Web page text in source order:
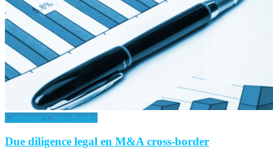
Corporate Cross-Border
Due diligence legal en M&A cross-border